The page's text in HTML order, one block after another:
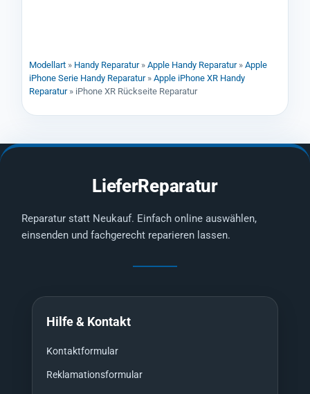
Modellart » Handy Reparatur» Apple Handy Reparatur» Apple
iPhone Serie Handy Reparatur» Apple iPhone XR Handy
Reparatur» iPhone XR Rückseite Reparatur
LieferReparatur
Reparatur statt Neukauf. Einfach online auswählen,
einsenden und fachgerecht reparieren lassen.
Hilfe & Kontakt
Kontaktformular
Reklamationsformular